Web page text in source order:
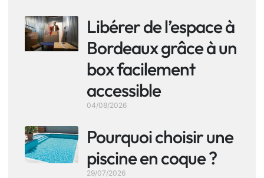
Libérer de l’espace à
Bordeaux grâce à un
box facilement
accessible
04/08/2026
Pourquoi choisir une
piscine en coque ?
29/07/2026